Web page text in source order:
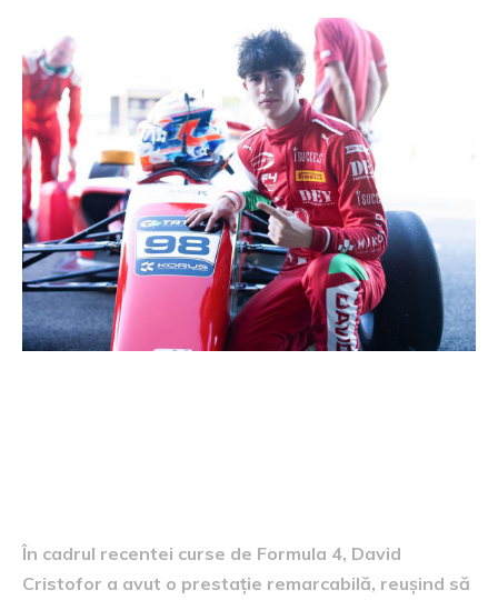
În cadrul recentei curse de Formula 4, David
Cristofor a avut o prestație remarcabilă, reușind să